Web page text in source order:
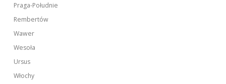
Praga-Południe
Rembertów
Wawer
Wesoła
Ursus
Włochy